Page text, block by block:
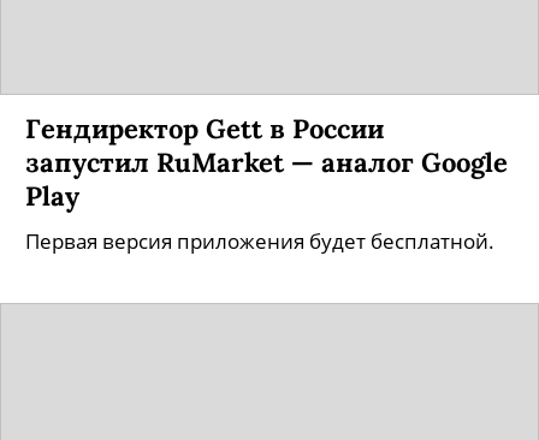
Гендиректор Gett в России
запустил RuMarket — аналог Google
Play
Первая версия приложения будет бесплатной.